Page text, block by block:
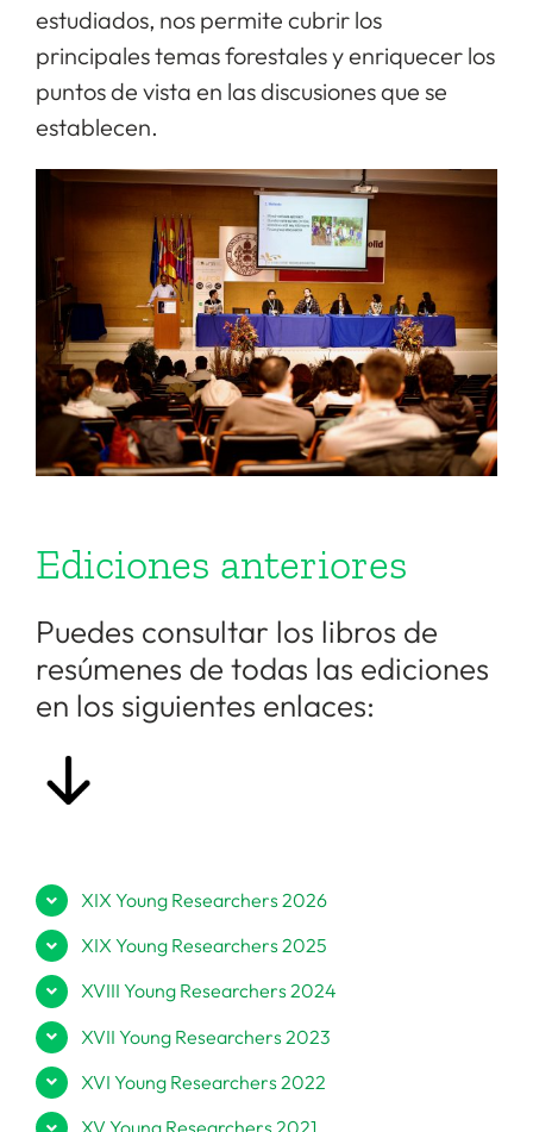
estudiados, nos permite cubrir los
principales temas forestales y enriquecer los
puntos de vista en las discusiones que se
establecen.
Ediciones anteriores
Puedes consultar los libros de
resúmenes de todas las ediciones
en los siguientes enlaces:
XIX Young Researchers 2026
XIX Young Researchers 2025
XVIII Young Researchers 2024
XVII Young Researchers 2023
XVI Young Researchers 2022
XV Young Researchers 2021